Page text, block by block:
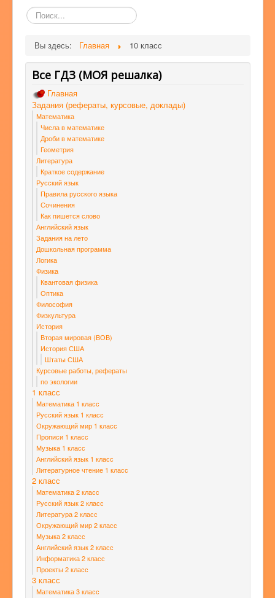
Поиск
по
Вы здесь:
Главная 10 класс
Все ГДЗ (МОЯ решалка)
Главная
Задания (рефераты, курсовые, доклады)
Математика
Числа в математике
Дроби в математике
Геометрия
Литература
Краткое содержание
Русский язык
Правила русского языка
Сочинения
Как пишется слово
Английский язык
Задания на лето
Дошкольная программа
Логика
Физика
Квантовая физика
Оптика
Философия
Физкультура
История
Вторая мировая (ВОВ)
История США
Штаты США
Курсовые работы, рефераты
по экологии
1 класс
Математика 1 класс
Русский язык 1 класс
Окружающий мир 1 класс
Прописи 1 класс
Музыка 1 класс
Английский язык 1 класс
Литературное чтение 1 класс
2 класс
Математика 2 класс
Русский язык 2 класс
Литература 2 класс
Окружающий мир 2 класс
Музыка 2 класс
Английский язык 2 класс
Информатика 2 класс
Проекты 2 класс
3 класс
Математика 3 класс